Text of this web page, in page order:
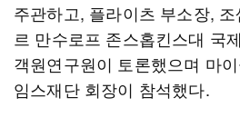
주관하고, 플라이츠 부소장,
르 만수로프 존스홉킨스대 국
객원연구원이 토론했으며 마
임스재단 회장이 참석했다.